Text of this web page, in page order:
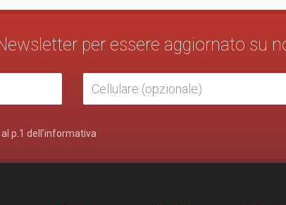
per essere aggiornato su
p.1 dell’informativa